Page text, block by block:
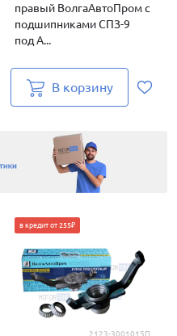
правый ВолгаАвтоПром с
подшипниками СПЗ-9
под А...
В корзину
2123-3001015П
в кредит от 255₽